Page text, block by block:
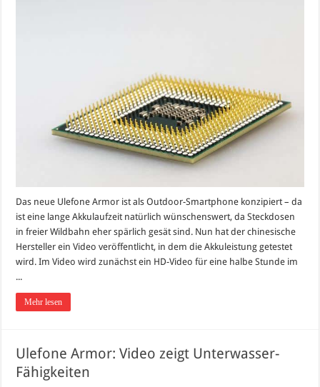
Das neue Ulefone Armor ist als Outdoor-Smartphone konzipiert – da
ist eine lange Akkulaufzeit natürlich wünschenswert, da Steckdosen
in freier Wildbahn eher spärlich gesät sind. Nun hat der chinesische
Hersteller ein Video veröffentlicht, in dem die Akkuleistung getestet
wird. Im Video wird zunächst ein HD-Video für eine halbe Stunde im
...
Mehr lesen
Ulefone Armor: Video zeigt Unterwasser-
Fähigkeiten